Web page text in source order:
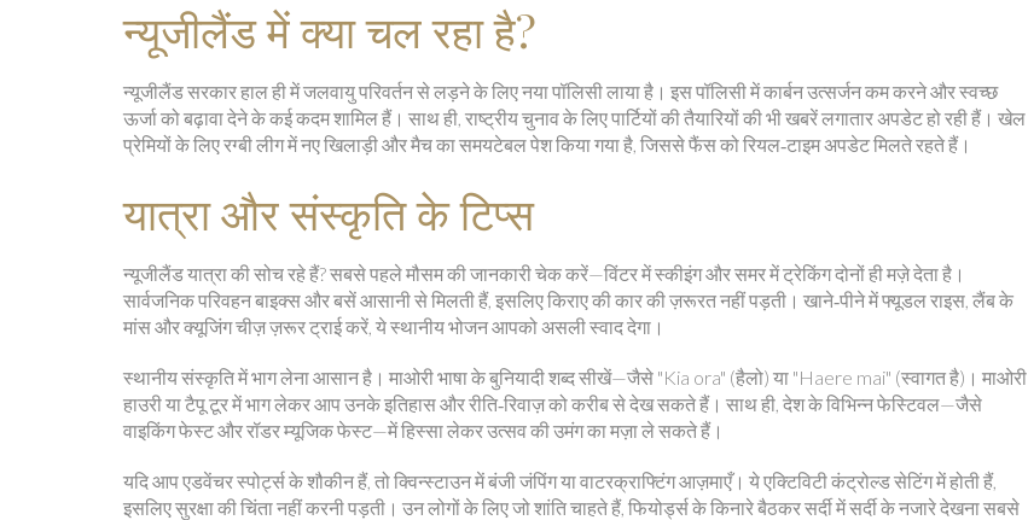
न्यूजीलैंड में क्या चल रहा है?
न्यूजीलैंड सरकार हाल ही में जलवायु परिवर्तन से लड़ने के लिए नया पॉलिसी लाया है। इस पॉलिसी में कार्बन उत्सर्जन कम करने और स्वच्छ
ऊर्जा को बढ़ावा देने के कई कदम शामिल हैं। साथ ही, राष्ट्रीय चुनाव के लिए पार्टियों की तैयारियों की भी खबरें लगातार अपडेट हो रही हैं। खेल
प्रेमियों के लिए रग्बी लीग में नए खिलाड़ी और मैच का समयटेबल पेश किया गया है, जिससे फैंस को रियल‑टाइम अपडेट मिलते रहते हैं।
यात्रा और संस्कृति के टिप्स
न्यूजीलैंड यात्रा की सोच रहे हैं? सबसे पहले मौसम की जानकारी चेक करें—विंटर में स्कीइंग और समर में ट्रेकिंग दोनों ही मज़े देता है।
सार्वजनिक परिवहन बाइक्स और बसें आसानी से मिलती हैं, इसलिए किराए की कार की ज़रूरत नहीं पड़ती। खाने‑पीने में फ्यूडल राइस, लैंब के
मांस और क्यूजिंग चीज़ ज़रूर ट्राई करें, ये स्थानीय भोजन आपको असली स्वाद देगा।
स्थानीय संस्कृति में भाग लेना आसान है। माओरी भाषा के बुनियादी शब्द सीखें—जैसे "Kia ora" (हैलो) या "Haere mai" (स्वागत है)। माओरी
हाउरी या टैपू टूर में भाग लेकर आप उनके इतिहास और रीति‑रिवाज़ को करीब से देख सकते हैं। साथ ही, देश के विभिन्न फेस्टिवल—जैसे
वाइकिंग फेस्ट और रॉडर म्यूजिक फेस्ट—में हिस्सा लेकर उत्सव की उमंग का मज़ा ले सकते हैं।
यदि आप एडवेंचर स्पोर्ट्स के शौकीन हैं, तो क्विन्स्टाउन में बंजी जंपिंग या वाटरक्राफ्टिंग आज़माएँ। ये एक्टिविटी कंट्रोल्ड सेटिंग में होती हैं,
इसलिए सुरक्षा की चिंता नहीं करनी पड़ती। उन लोगों के लिए जो शांति चाहते हैं, फियोर्ड्स के किनारे बैठकर सर्दी में सर्दी के नजारे देखना सबसे